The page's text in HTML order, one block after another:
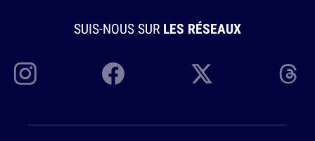
SUIS-NOUS SUR LES RÉSEAUX